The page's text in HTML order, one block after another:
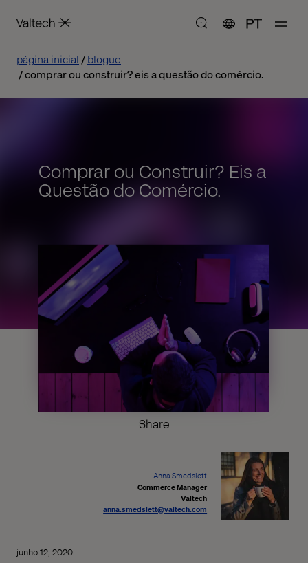
PT
página inicial
blogue
comprar ou construir? eis a questão do comércio.
Comprar ou Construir? Eis a
Questão do Comércio.
Share
Anna Smedslett
Commerce Manager
Valtech
anna.smedslett@valtech.com
junho 12, 2020